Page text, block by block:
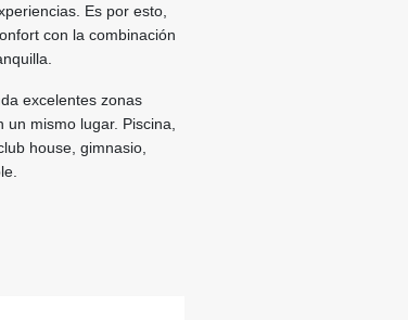
Es por esto,
con la combinación
excelentes zonas
mismo lugar. Piscina,
house, gimnasio,